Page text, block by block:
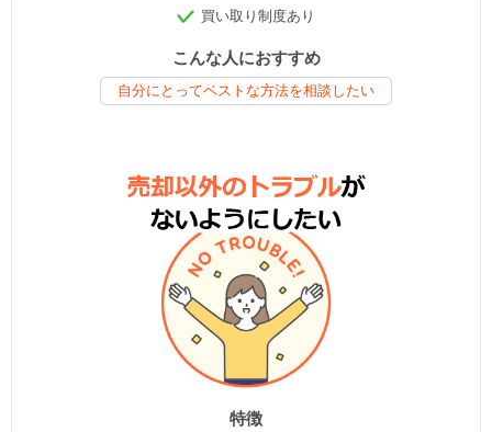
買い取り制度あり
こんな人におすすめ
自分にとってベストな方法を相談したい
特徴